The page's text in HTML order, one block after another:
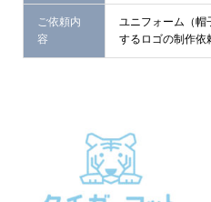
ご依頼内
容
ユニフォーム（帽
するロゴの制作依